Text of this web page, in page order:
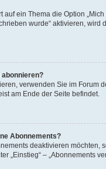
auf ein Thema die Option
wurde“ aktivieren, wird
abonnieren?
verwenden Sie im Forum
am Ende der Seite befindet.
Abonnements?
deaktivieren möchten,
„Einstieg“ – „Abonnements